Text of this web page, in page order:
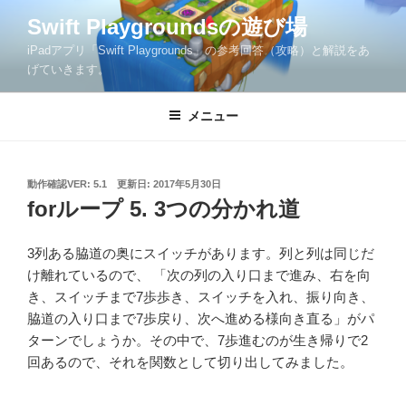
ツ
Swift Playgroundsの遊び場
iPadアプリ「Swift Playgrounds」の参考回答（攻略）と解説をあ
げていきます。
メニュー
動作確認VER: 5.1 更新日: 投
稿
日:
2017年5月30日
forループ 5. 3つの分かれ道
3列ある脇道の奥にスイッチがあります。列と列は同じだ
け離れているので、 「次の列の入り口まで進み、右を向
き、スイッチまで7歩歩き、スイッチを入れ、振り向き、
脇道の入り口まで7歩戻り、次へ進める様向き直る」がパ
ターンでしょうか。その中で、7歩進むのが生き帰りで2
回あるので、それを関数として切り出してみました。